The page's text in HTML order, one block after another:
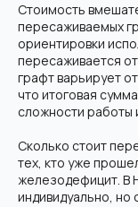
Стоимость
пересаживаемых
ориентировки
пересаживается
графт варьирует
что итоговая
сложности работы
Сколько стоит
тех, кто уже
железодефицит. В
индивидуально,